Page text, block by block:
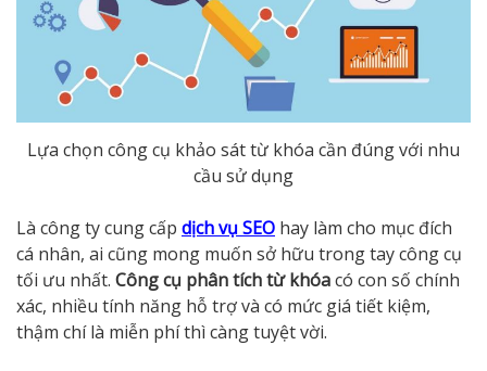
Lựa chọn công cụ khảo sát từ khóa cần đúng với nhu
cầu sử dụng
Là công ty cung cấp dịch vụ SEO hay làm cho mục đích
cá nhân, ai cũng mong muốn sở hữu trong tay công cụ
tối ưu nhất. Công cụ phân tích từ khóacó con số chính
xác, nhiều tính năng hỗ trợ và có mức giá tiết kiệm,
thậm chí là miễn phí thì càng tuyệt vời.